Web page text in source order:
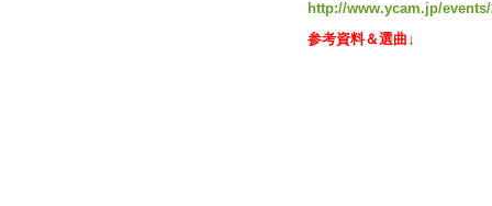
http://www.ycam.jp/
参考資料＆選曲↓